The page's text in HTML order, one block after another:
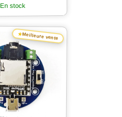
En stock
★Meilleure vente